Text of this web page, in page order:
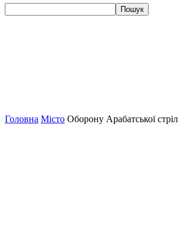
Головна Місто Оборону Арабатської